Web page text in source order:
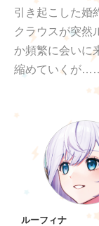
引き起こした
クラウスが突然
か頻繁に会いに
縮めていくが
ルーフィナ